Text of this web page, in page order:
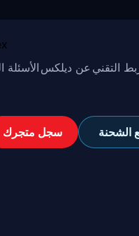
التقني عن ديلكس الأسئلة
الشحنة سجل متجرك